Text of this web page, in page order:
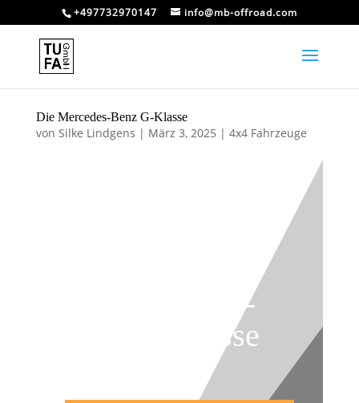
+497732970147 info@mb-offroad.com
Die Mercedes-Benz G-Klasse
von Silke Lindgens | März 3, 2025 | 4x4 Fahrzeuge
Die Mercedes-
Benz G-Klasse